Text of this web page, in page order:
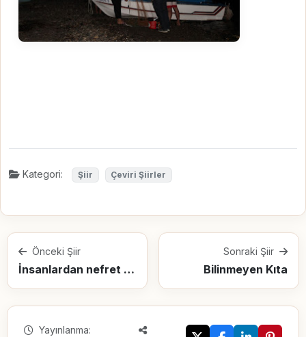
Kategori: Şiir Çeviri Şiirler
Önceki Şiir
İnsanlardan nefret etmekle uğraşamam. Buna zamanım yok.
Sonraki Şiir
Bilinmeyen Kıta
Yayınlanma: